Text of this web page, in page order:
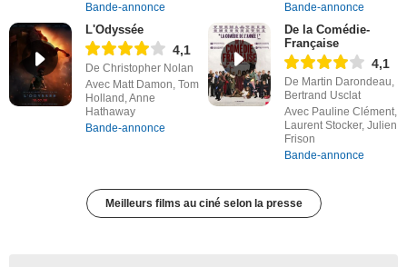
Bande-annonce
Bande-annonce
L'Odyssée
4,1
De Christopher Nolan
Avec Matt Damon, Tom
Holland, Anne
Hathaway
Bande-annonce
De la Comédie-
Française
4,1
De Martin Darondeau,
Bertrand Usclat
Avec Pauline Clément,
Laurent Stocker, Julien
Frison
Bande-annonce
Meilleurs films au ciné selon la presse